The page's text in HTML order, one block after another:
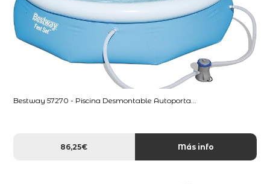
Bestway 57270 - Piscina Desmontable Autoporta...
86,25€ Más info